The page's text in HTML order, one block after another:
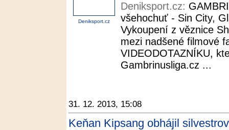
Deniksport.cz
Deniksport.cz:
všehochuť - Sin City,
Vykoupení z věznice
mezi nadšené filmové
VIDEODOTAZNÍKU,
Gambrinusliga.cz ...
31. 12. 2013, 15:08
Keňan Kipsang obhájil